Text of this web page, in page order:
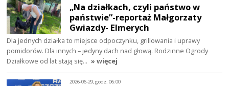
„Na działkach, czyli państwo w
państwie”-reportaż Małgorzaty
Gwiazdy- Elmerych
Dla jednych działka to miejsce odpoczynku, grillowania i uprawy
pomidorów. Dla innych – jedyny dach nad głową. Rodzinne Ogrody
Działkowe od lat stają się… » więcej
2026-06-29, godz. 06:00